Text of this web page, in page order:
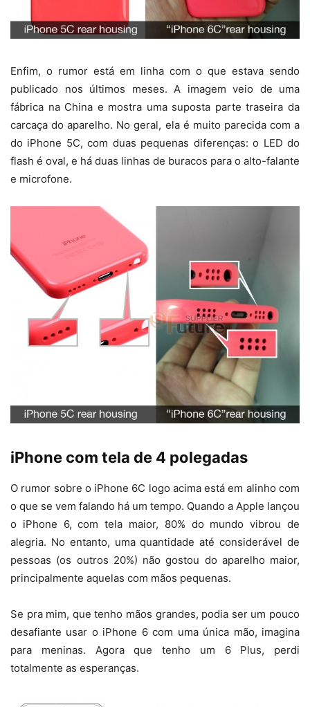
Enfim, o rumor está em linha com o que estava sendo
publicado nos últimos meses. A imagem veio de uma
fábrica na China e mostra uma suposta parte traseira da
carcaça do aparelho. No geral, ela é muito parecida com a
do iPhone 5C, com duas pequenas diferenças: o LED do
flash é oval, e há duas linhas de buracos para o alto-falante
e microfone.
iPhone com tela de 4 polegadas
O rumor sobre o iPhone 6C logo acima está em alinho com
o que se vem falando há um tempo. Quando a Apple lançou
o iPhone 6, com tela maior, 80% do mundo vibrou de
alegria. No entanto, uma quantidade até considerável de
pessoas (os outros 20%) não gostou do aparelho maior,
principalmente aquelas com mãos pequenas.
Se pra mim, que tenho mãos grandes, podia ser um pouco
desafiante usar o iPhone 6 com uma única mão, imagina
para meninas. Agora que tenho um 6 Plus, perdi
totalmente as esperanças.